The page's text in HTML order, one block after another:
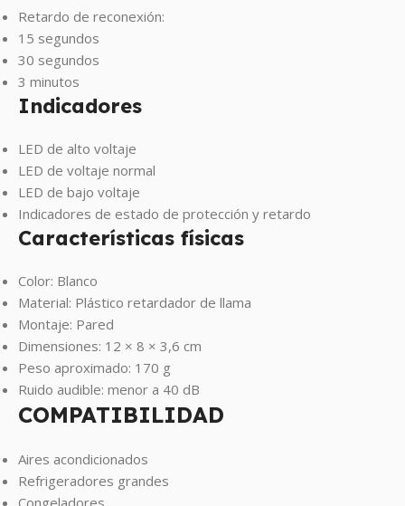
Retardo de reconexión:
15 segundos
30 segundos
3 minutos
Indicadores
LED de alto voltaje
LED de voltaje normal
LED de bajo voltaje
Indicadores de estado de protección y retardo
Características físicas
Color: Blanco
Material: Plástico retardador de llama
Montaje: Pared
Dimensiones: 12 × 8 × 3,6 cm
Peso aproximado: 170 g
Ruido audible: menor a 40 dB
COMPATIBILIDAD
Aires acondicionados
Refrigeradores grandes
Congeladores